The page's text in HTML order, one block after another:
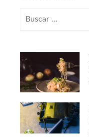
Buscar: